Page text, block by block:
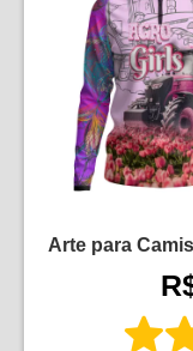
Arte para